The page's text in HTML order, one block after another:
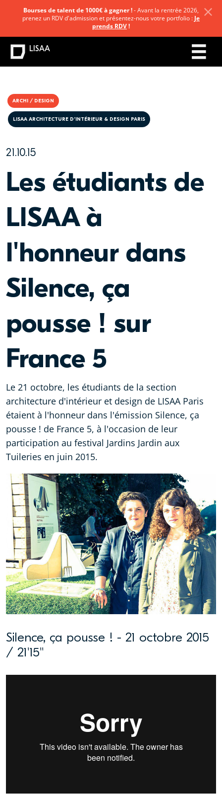
ARCHI / DESIGN
21.10.15
LISAA ARCHITECTURE D’INTÉRIEUR & DESIGN PARIS
Les étudiants de
LISAA à
l'honneur dans
Silence, ça
pousse ! sur
France 5
Le 21 octobre, les étudiants de la section
architecture d'intérieur et design de LISAA Paris
étaient à l'honneur dans l'émission Silence, ça
pousse ! de France 5, à l'occasion de leur
participation au festival Jardins Jardin aux
Tuileries en juin 2015.
Silence, ça pousse ! - 21 octobre 2015
/ 21'15''
Bourses de talent de 1000€ à gagner !- Avant la rentrée 2026,
prenez un RDV d'admission et présentez-nous votre portfolio : Je
prends RDV!
LISAA